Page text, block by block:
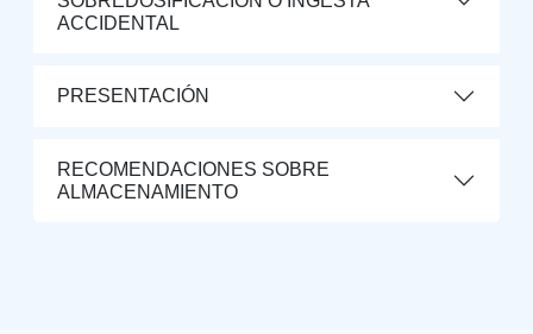
ACCIDENTAL
PRESENTACIÓN
RECOMENDACIONES SOBRE
ALMACENAMIENTO